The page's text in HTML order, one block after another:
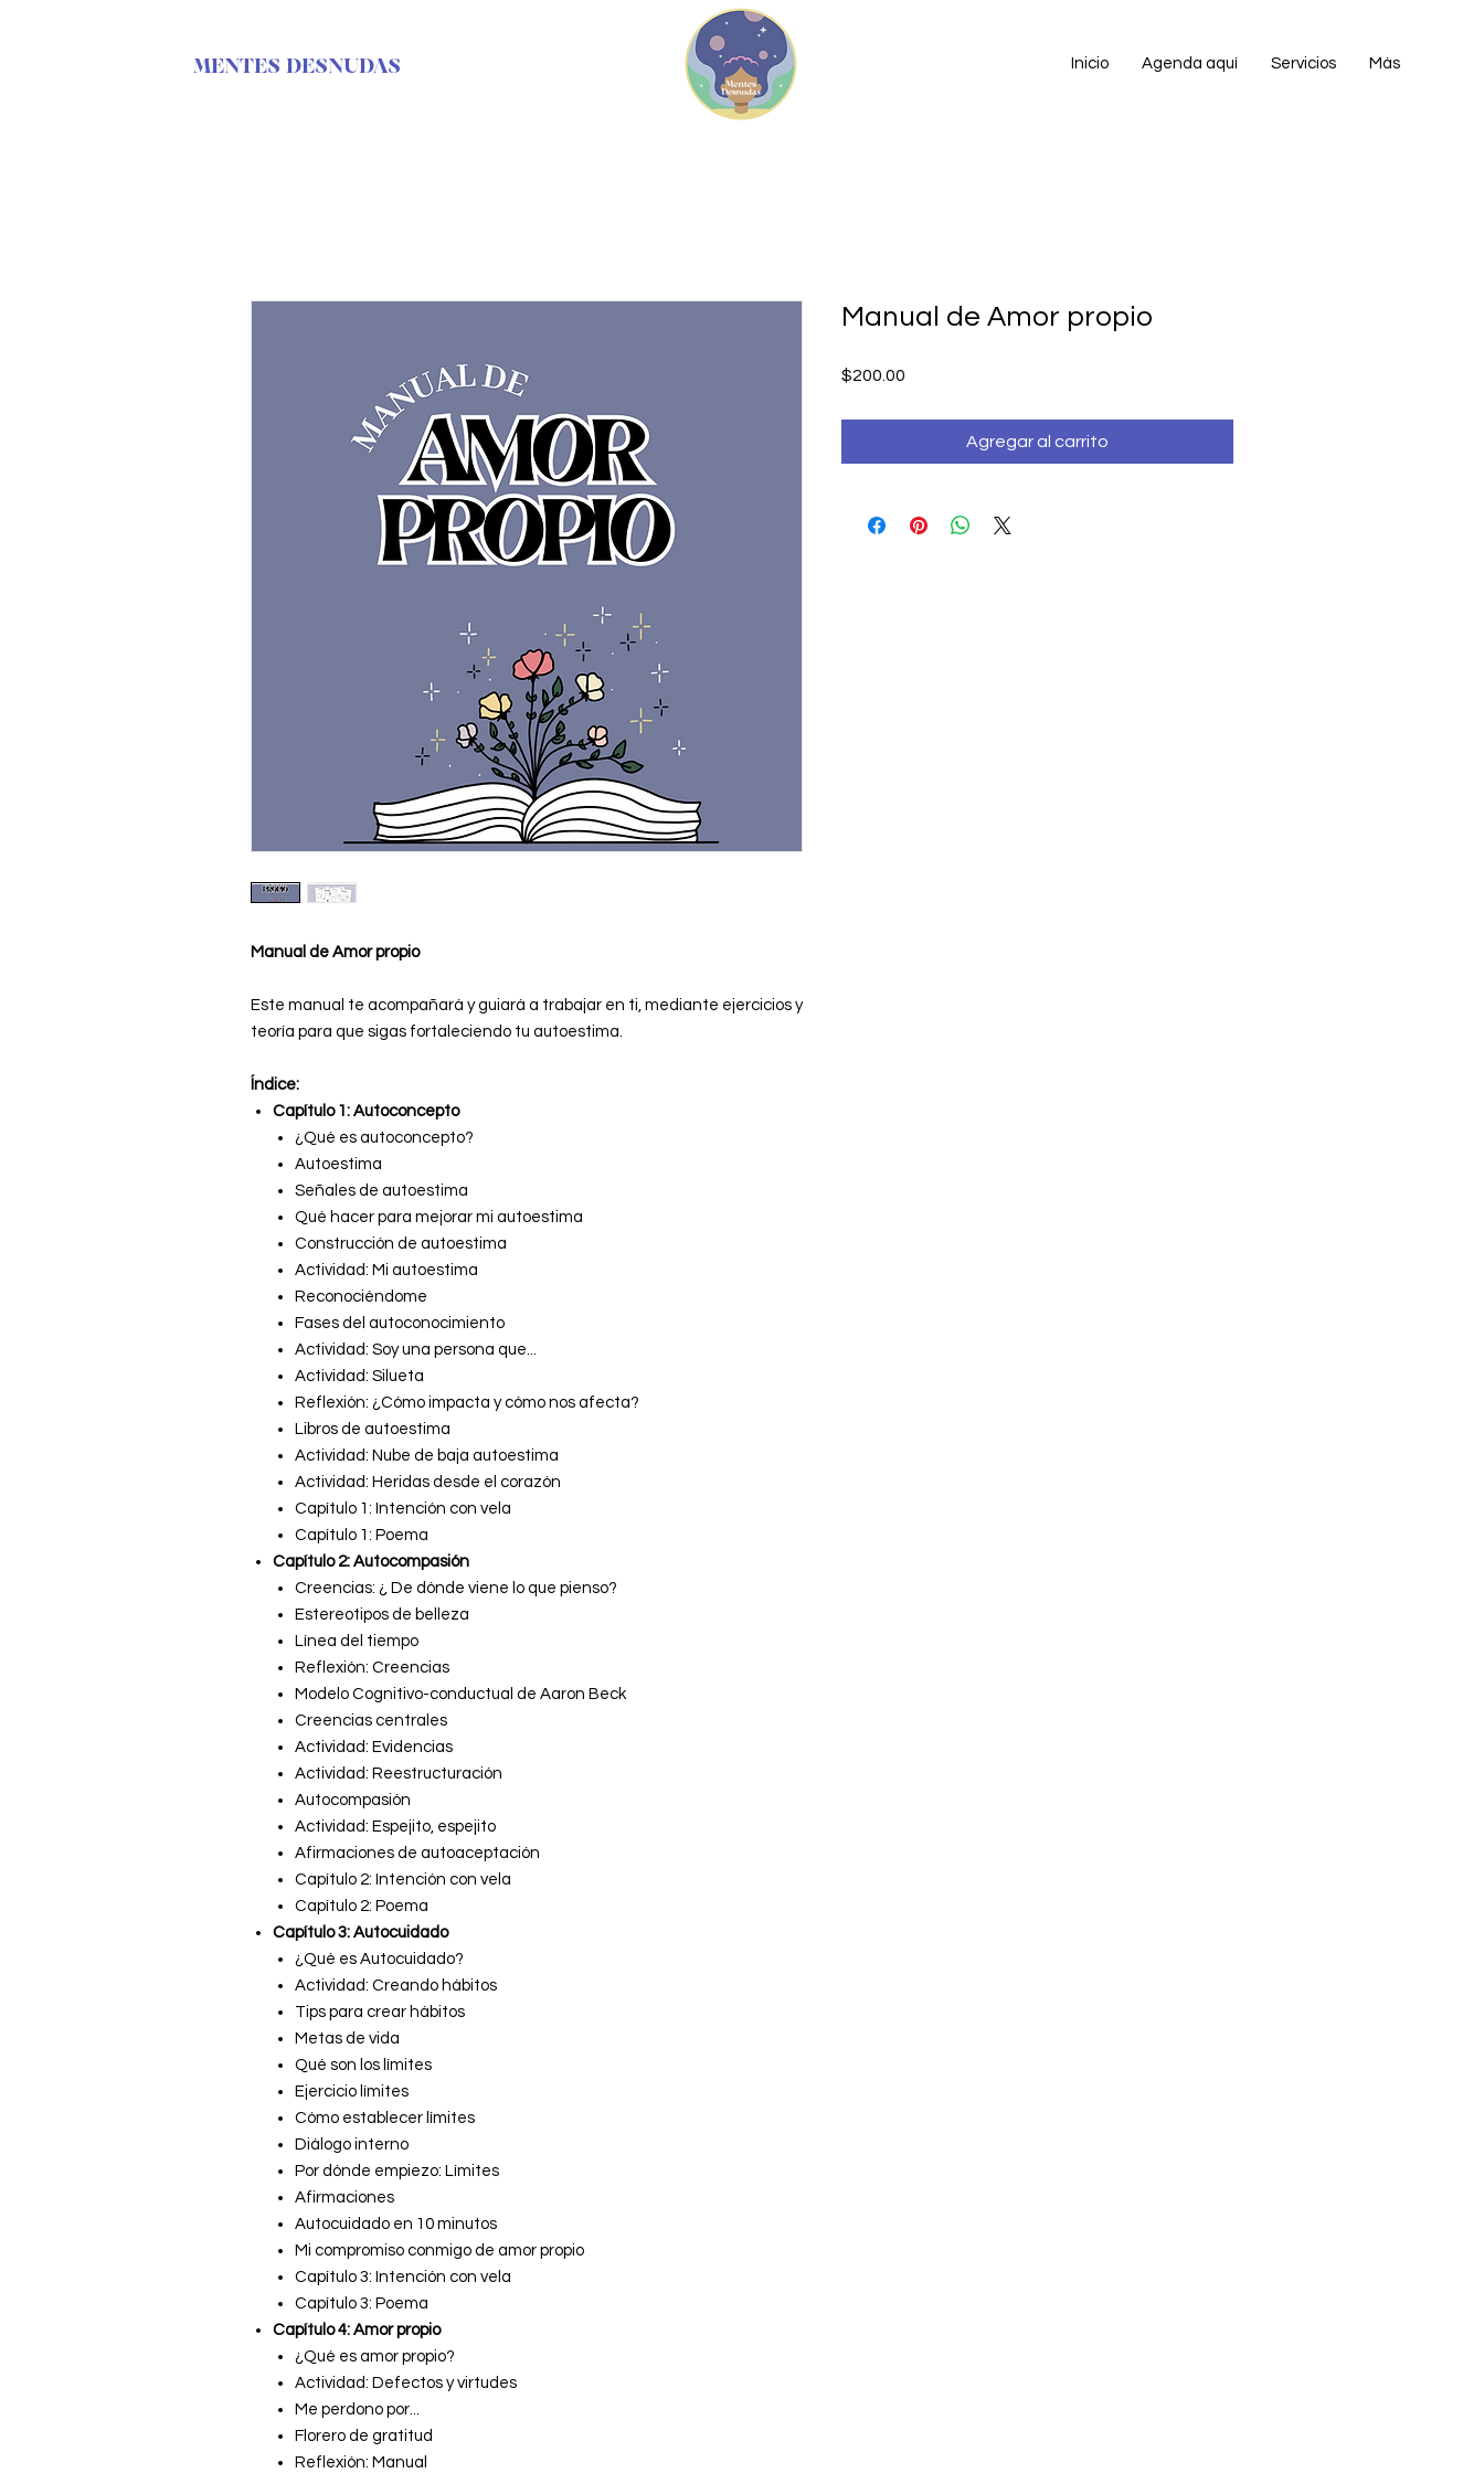
MENTES DESNUDAS Inicio Agenda aquí Servicios Más
Manual de Amor propio
Este manual te acompañará y guiará a trabajar en ti, mediante ejercicios y
teoría para que sigas fortaleciendo tu autoestima.
Índice:
Capítulo 1: Autoconcepto
¿Qué es autoconcepto?
Autoestima
Señales de autoestima
Qué hacer para mejorar mi autoestima
Construcción de autoestima
Actividad: Mi autoestima
Reconociéndome
Fases del autoconocimiento
Actividad: Soy una persona que...
Actividad: Silueta
Reflexión: ¿Cómo impacta y cómo nos afecta?
Libros de autoestima
Actividad: Nube de baja autoestima
Actividad: Heridas desde el corazón
Capítulo 1: Intención con vela
Capítulo 1: Poema
Capítulo 2: Autocompasión
Creencias: ¿ De dónde viene lo que pienso?
Estereotipos de belleza
Línea del tiempo
Reflexión: Creencias
Modelo Cognitivo-conductual de Aaron Beck
Creencias centrales
Actividad: Evidencias
Actividad: Reestructuración
Autocompasión
Actividad: Espejito, espejito
Afirmaciones de autoaceptación
Capítulo 2: Intención con vela
Capítulo 2: Poema
Capítulo 3: Autocuidado
¿Qué es Autocuidado?
Actividad: Creando hábitos
Tips para crear hábitos
Metas de vida
Qué son los límites
Ejercicio límites
Cómo establecer límites
Diálogo interno
Por dónde empiezo: Límites
Afirmaciones
Autocuidado en 10 minutos
Mi compromiso conmigo de amor propio
Capítulo 3: Intención con vela
Capítulo 3: Poema
Capítulo 4: Amor propio
¿Qué es amor propio?
Actividad: Defectos y virtudes
Me perdono por...
Florero de gratitud
Reflexión: Manual
Manual de Amor propio
$200.00
Agregar al carrito